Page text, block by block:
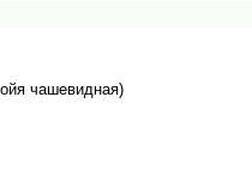
чашевидная)